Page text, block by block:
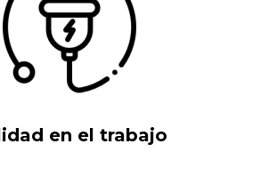
en el trabajo